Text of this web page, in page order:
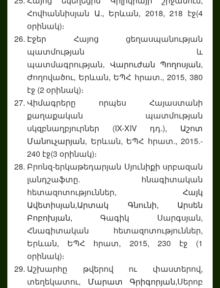
Հովհաննիսյան Ա., Երևան, 2018, 218 էջ(4
օրինակ)։
Էջեր Հայոց ցեղասպանության
պատմության և
պատմագրության, Վարուժան Պողոսյան,
Ժողովածու, Երևան, ԵՊՀ հրատ., 2015, 380
էջ (2 օրինակ)։
Վիմագրերը որպես Հայաստանի
քաղաքական պատմության
սկզբնաղբյուրներ (IX-XIV դդ.), Աշոտ
Մանուչարյան, Երևան, ԵՊՀ հրատ., 2015.-
240 էջ(3 օրինակ)։
Բրոնզ-երկաթեդարյան Սյունիքի սրբազան
լանդշաֆտը. հնագիտական
հետազոտություններ, Հայկ
Ավետիսյան,Արտակ Գնունի,
Արսեն
Բոբոխյան, Գագիկ Սարգսյան,
Հնագիտական հետազոտություններ,
Երևան, ԵՊՀ հրատ, 2015, 230 էջ (1
օրինակ)։
Աշխարհը թվերով ու փաստերով,
տեղեկատու, Մարատ Գրիգորյան,Սերոբ